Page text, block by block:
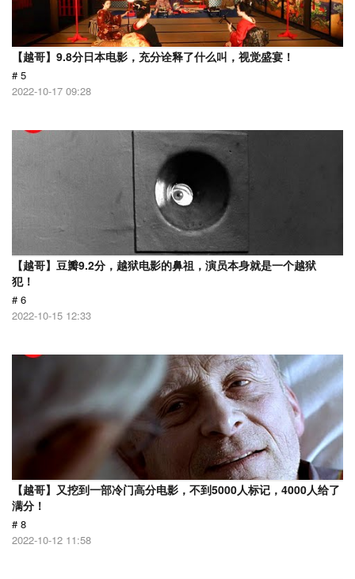
【越哥】9.8分日本电影，充分诠释了什么叫，视觉盛宴！
# 5
2022-10-17 09:28
【越哥】豆瓣9.2分，越狱电影的鼻祖，演员本身就是一个越狱
犯！
# 6
2022-10-15 12:33
【越哥】又挖到一部冷门高分电影，不到5000人标记，4000人给了
满分！
# 8
2022-10-12 11:58